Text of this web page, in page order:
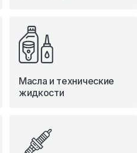
Масла и технические
жидкости